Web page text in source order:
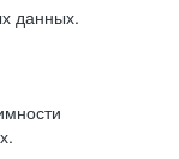
данных.